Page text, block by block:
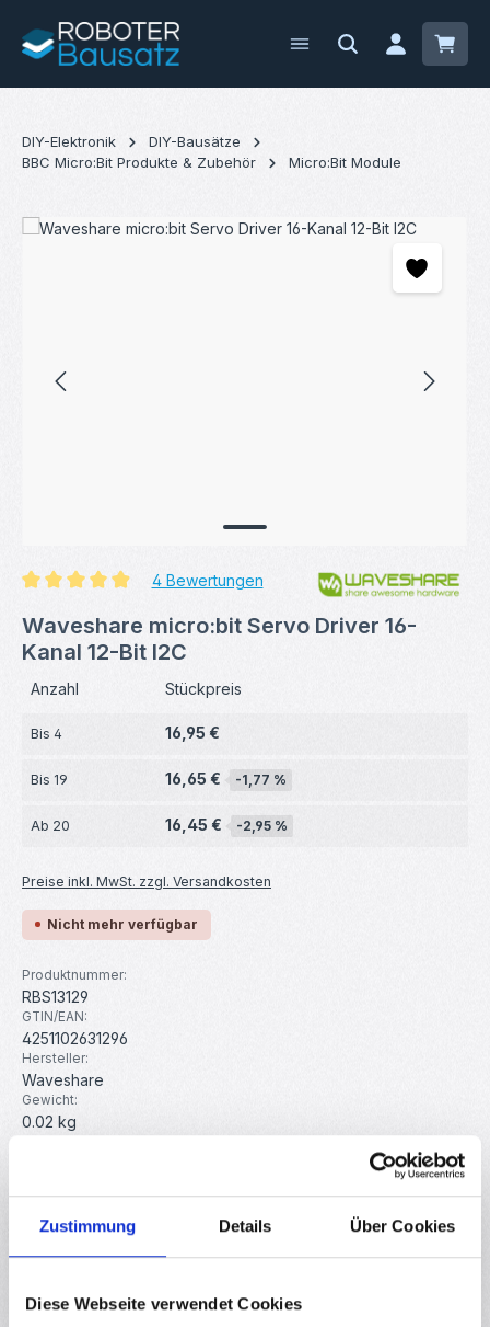
Zustimmung Details Über Cookies
Diese Webseite verwendet Cookies
Zum Hauptinhalt springen
DIY-Elektronik
DIY-Bausätze
BBC Micro:Bit Produkte & Zubehör
Micro:Bit Module
Bildergalerie überspringen
Durchschnittliche Bewertung von 4.88 von 5 Sternen
4 Bewertungen
Waveshare micro:bit Servo Driver 16-
Kanal 12-Bit I2C
Anzahl Stückpreis
Bis 4 16,95 €
Bis 19 16,65 € -1,77 %
Ab 20 16,45 € -2,95 %
Preise inkl. MwSt. zzgl. Versandkosten
Nicht mehr verfügbar
Produktnummer:
RBS13129
GTIN/EAN:
4251102631296
Hersteller:
Waveshare
Gewicht:
0.02 kg
Beschreibung
Das PWM-Limit des micro:bit ist schnell erreicht, zum
Beispiel beim Bau eines Roboterarms. Dieser Servotreiber
Eigenschaften